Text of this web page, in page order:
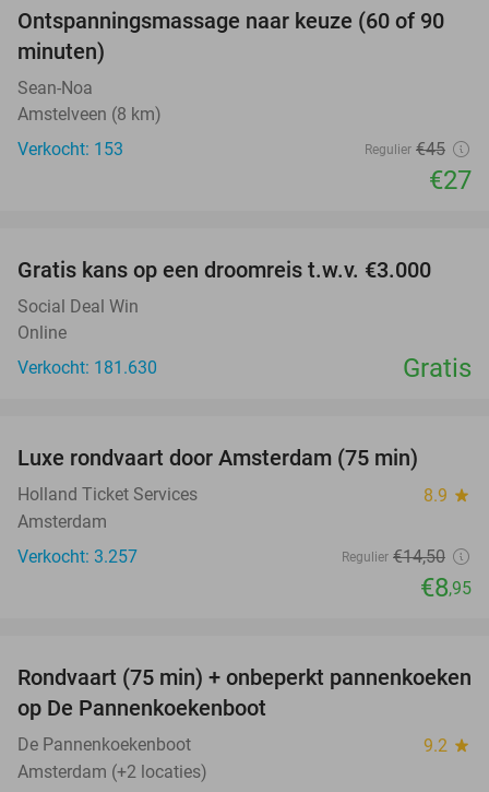
40%
Ontspanningsmassage naar keuze (60 of 90
minuten)
Sean-Noa
Amstelveen (8 km)
Verkocht: 153
Regulier €45
€27
Gratis kans op een droomreis t.w.v. €3.000
Social Deal Win
Online
Verkocht: 181.630
Gratis
Luxe rondvaart door Amsterdam (75 min)
Holland Ticket Services 8.9 star
Amsterdam
Verkocht: 3.257
Regulier €14,50
€8,95
30%
Rondvaart (75 min) + onbeperkt pannenkoeken
op De Pannenkoekenboot
De Pannenkoekenboot 9.2 star
Amsterdam (+2 locaties)